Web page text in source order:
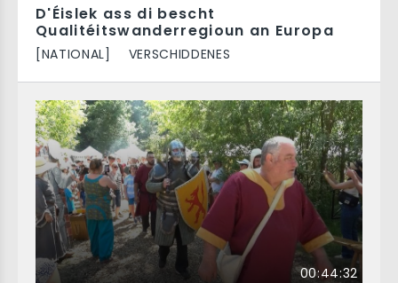
D'Éislek ass di bescht
Qualitéitswanderregioun an Europa
[NATIONAL] VERSCHIDDENES
00:44:32